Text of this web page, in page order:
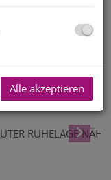
Alle akzeptieren